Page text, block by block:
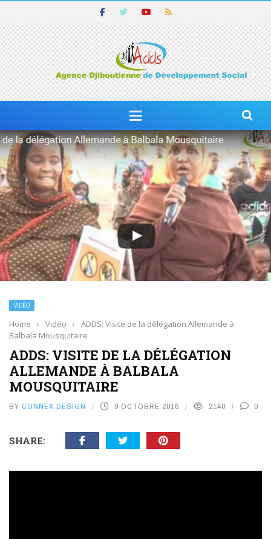
VIDÉO
Home › Vidéo ›
ADDS: Visite de la délégation Allemande à
Balbala Mousquitaire
ADDS: VISITE DE LA DÉLÉGATION
ALLEMANDE À BALBALA
MOUSQUITAIRE
BY CONNEX DESIGN 9 OCTOBRE 2016 2140 0
SHARE: